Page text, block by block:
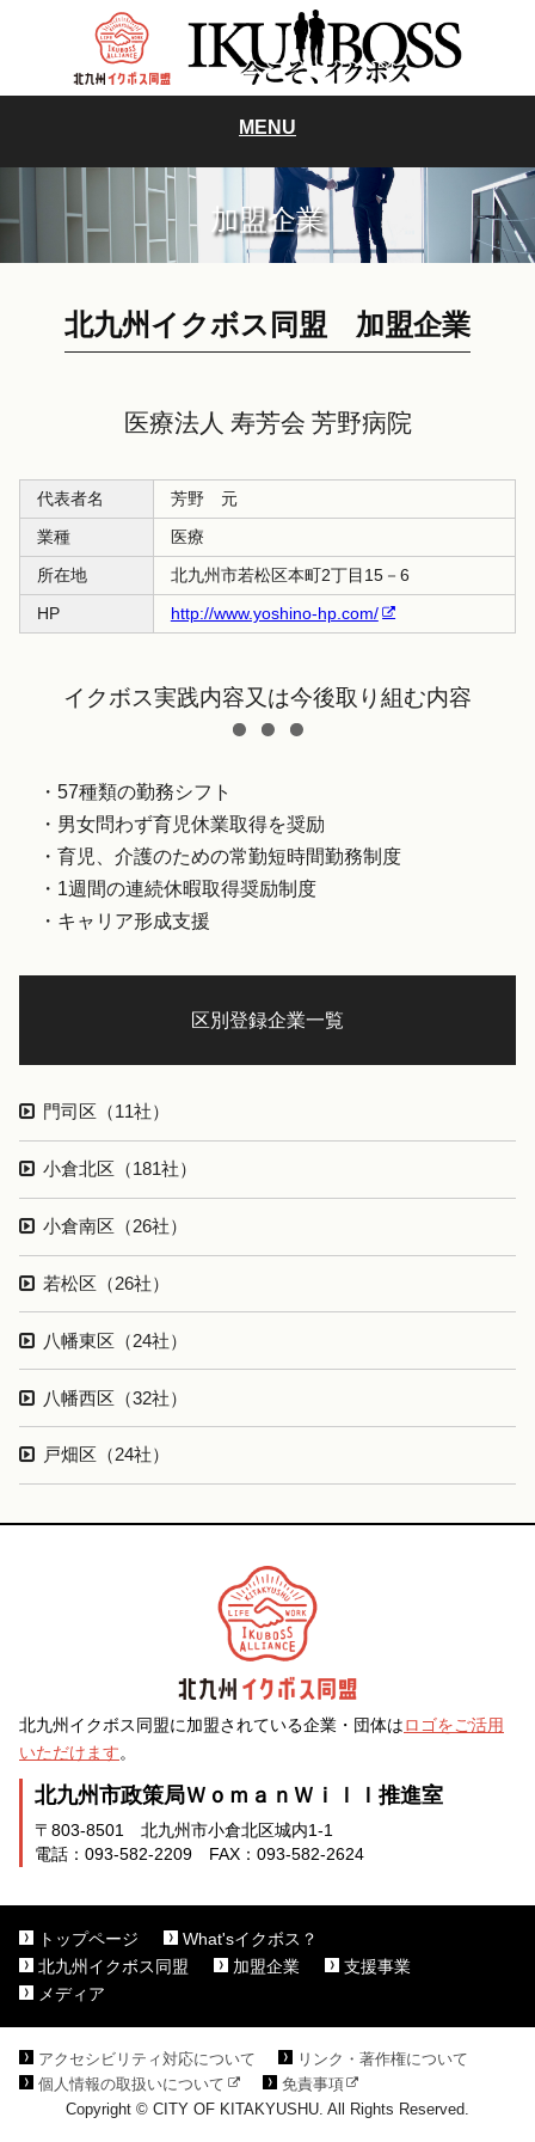
MENU
加盟企業
北九州イクボス同盟 加盟企業
医療法人 寿芳会 芳野病院
代表者名
芳野 元
業種
医療
所在地
北九州市若松区本町2丁目15－6
HP
http://www.yoshino-hp.com/
イクボス実践内容又は今後取り組む内容
・57種類の勤務シフト
・男女問わず育児休業取得を奨励
・育児、介護のための常勤短時間勤務制度
・1週間の連続休暇取得奨励制度
・キャリア形成支援
区別登録企業一覧
門司区（11社）
小倉北区（181社）
小倉南区（26社）
若松区（26社）
八幡東区（24社）
八幡西区（32社）
戸畑区（24社）
北九州イクボス同盟に加盟されている企業・団体は ロゴをご活用
いただけます 。
北九州市政策局ＷｏｍａｎＷｉｌｌ推進室
〒803-8501 北九州市小倉北区城内1-1
電話：093-582-2209 FAX：093-582-2624
トップページ
What'sイクボス？
北九州イクボス同盟
加盟企業
支援事業
メディア
アクセシビリティ対応について
リンク・著作権について
個人情報の取扱いについて
免責事項
Copyright © CITY OF KITAKYUSHU. All Rights Reserved.